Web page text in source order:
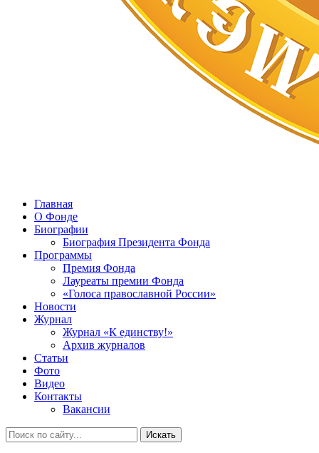
Главная
О Фонде
Биографии
Биография Президента Фонда
Программы
Премия Фонда
Лауреаты премии Фонда
«Голоса православной России»
Новости
Журнал
Журнал «К единству!»
Архив журналов
Статьи
Фото
Видео
Контакты
Вакансии
Искать